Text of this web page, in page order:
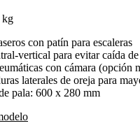
kg
con patín para escaleras
vertical para evitar caída de
con cámara (opción
laterales de oreja para
pala: 600 x 280 mm